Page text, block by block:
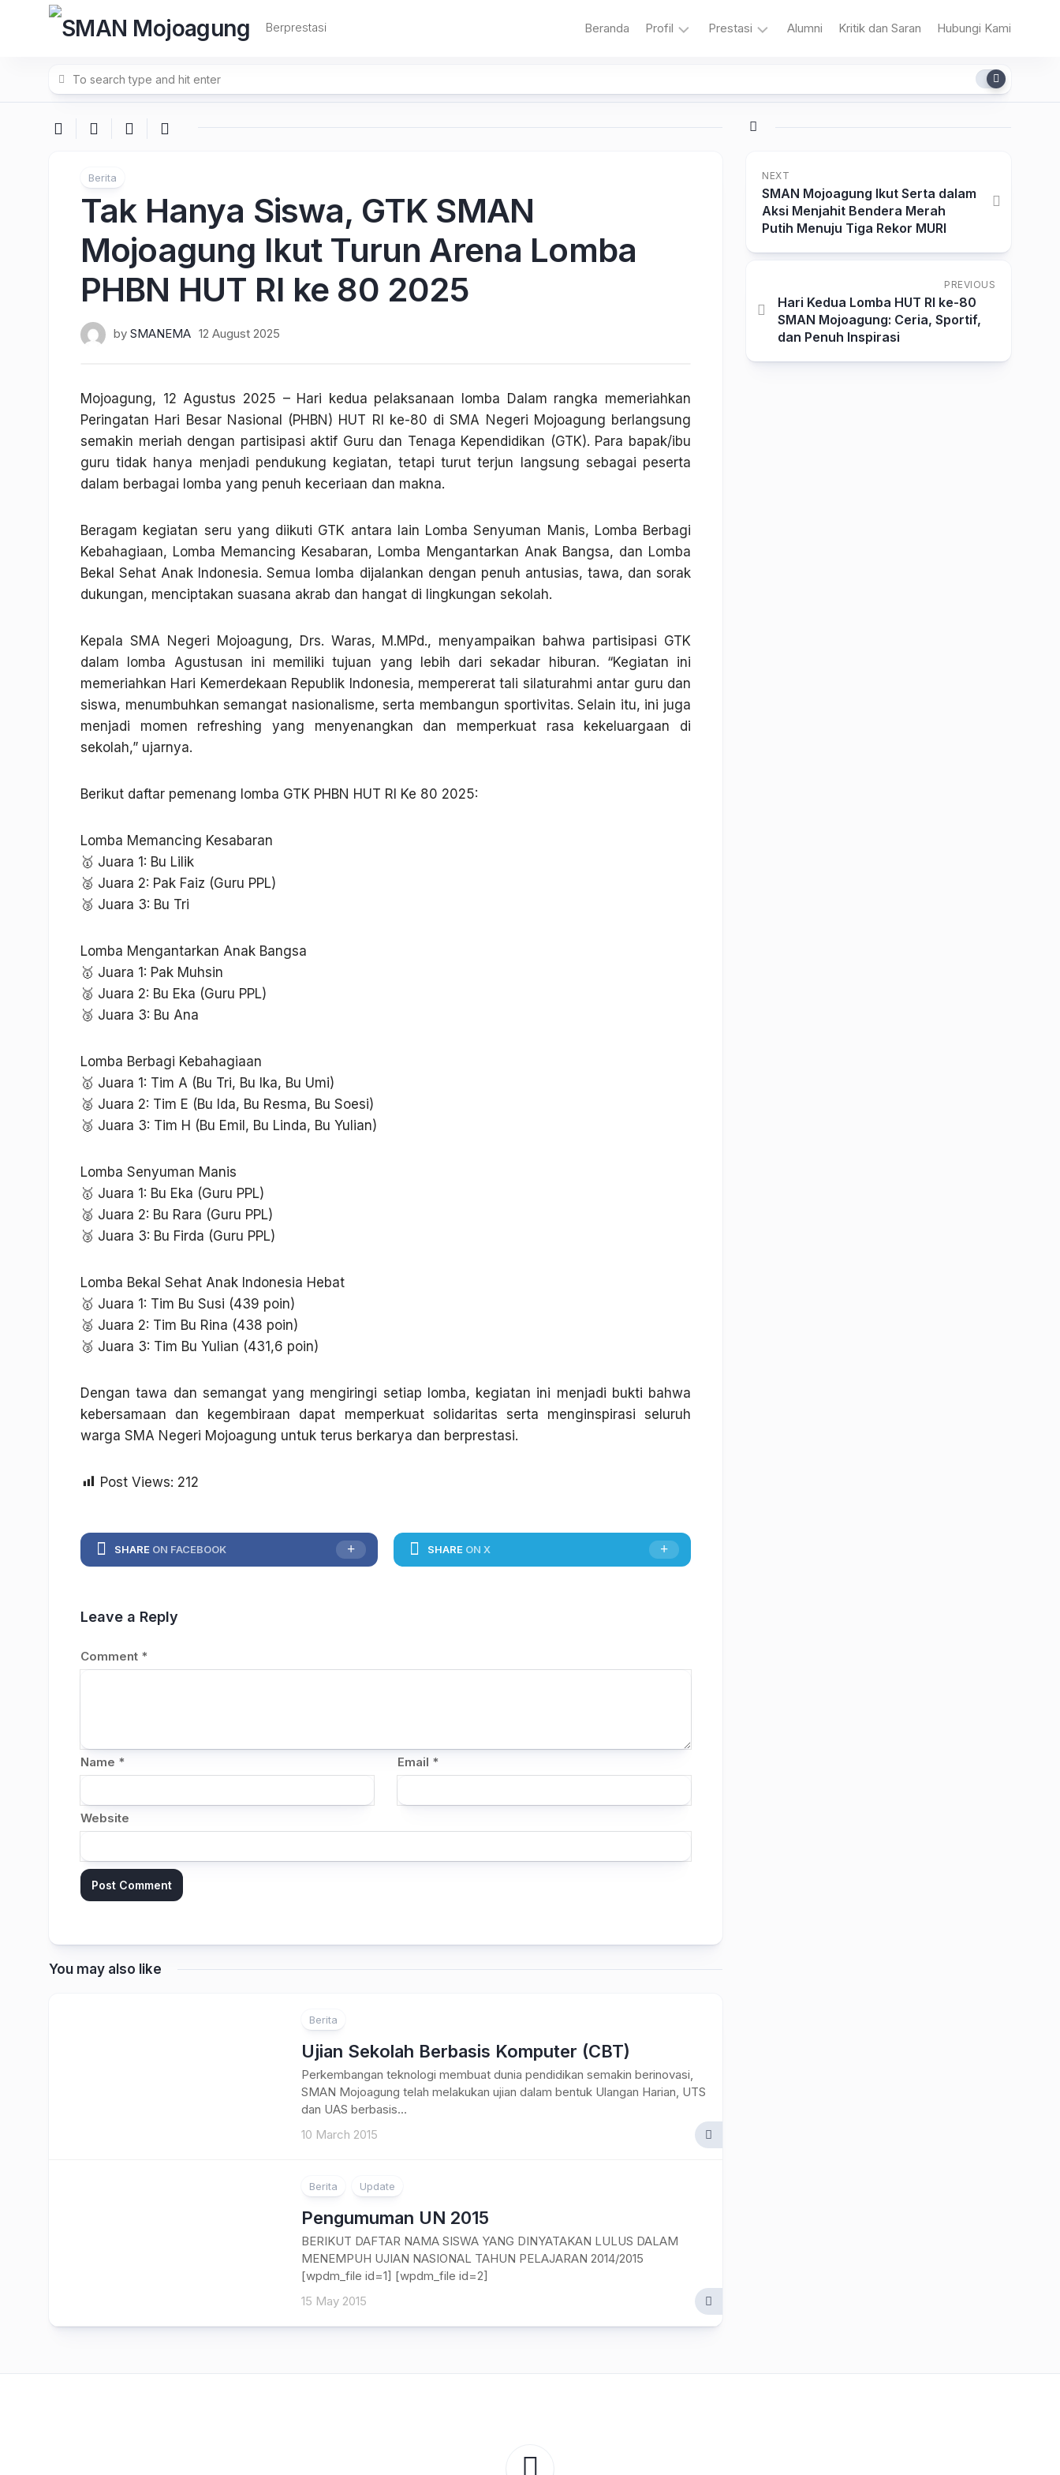
Berprestasi Beranda Profil
Sekolah
Prestasi
Akademik
Alumni Kritik dan Saran Hubungi Kami
Berita
Tak Hanya Siswa, GTK SMAN
Mojoagung Ikut Turun Arena Lomba
PHBN HUT RI ke 80 2025
by SMANEMA 12 August 2025
Mojoagung, 12 Agustus 2025 – Hari kedua pelaksanaan lomba Dalam rangka memeriahkan
Peringatan Hari Besar Nasional (PHBN) HUT RI ke-80 di SMA Negeri Mojoagung berlangsung
semakin meriah dengan partisipasi aktif Guru dan Tenaga Kependidikan (GTK). Para bapak/ibu
guru tidak hanya menjadi pendukung kegiatan, tetapi turut terjun langsung sebagai peserta
dalam berbagai lomba yang penuh keceriaan dan makna.
Beragam kegiatan seru yang diikuti GTK antara lain Lomba Senyuman Manis, Lomba Berbagi
Kebahagiaan, Lomba Memancing Kesabaran, Lomba Mengantarkan Anak Bangsa, dan Lomba
Bekal Sehat Anak Indonesia. Semua lomba dijalankan dengan penuh antusias, tawa, dan sorak
dukungan, menciptakan suasana akrab dan hangat di lingkungan sekolah.
Kepala SMA Negeri Mojoagung, Drs. Waras, M.MPd., menyampaikan bahwa partisipasi GTK
dalam lomba Agustusan ini memiliki tujuan yang lebih dari sekadar hiburan. “Kegiatan ini
memeriahkan Hari Kemerdekaan Republik Indonesia, mempererat tali silaturahmi antar guru dan
siswa, menumbuhkan semangat nasionalisme, serta membangun sportivitas. Selain itu, ini juga
menjadi momen refreshing yang menyenangkan dan memperkuat rasa kekeluargaan di
sekolah,” ujarnya.
Berikut daftar pemenang lomba GTK PHBN HUT RI Ke 80 2025:
Lomba Memancing Kesabaran
🥇 Juara 1: Bu Lilik
🥈 Juara 2: Pak Faiz (Guru PPL)
🥉 Juara 3: Bu Tri
Lomba Mengantarkan Anak Bangsa
🥇 Juara 1: Pak Muhsin
🥈 Juara 2: Bu Eka (Guru PPL)
🥉 Juara 3: Bu Ana
Lomba Berbagi Kebahagiaan
🥇 Juara 1: Tim A (Bu Tri, Bu Ika, Bu Umi)
🥈 Juara 2: Tim E (Bu Ida, Bu Resma, Bu Soesi)
🥉 Juara 3: Tim H (Bu Emil, Bu Linda, Bu Yulian)
Lomba Senyuman Manis
🥇 Juara 1: Bu Eka (Guru PPL)
🥈 Juara 2: Bu Rara (Guru PPL)
🥉 Juara 3: Bu Firda (Guru PPL)
Lomba Bekal Sehat Anak Indonesia Hebat
🥇 Juara 1: Tim Bu Susi (439 poin)
🥈 Juara 2: Tim Bu Rina (438 poin)
🥉 Juara 3: Tim Bu Yulian (431,6 poin)
Dengan tawa dan semangat yang mengiringi setiap lomba, kegiatan ini menjadi bukti bahwa
kebersamaan dan kegembiraan dapat memperkuat solidaritas serta menginspirasi seluruh
warga SMA Negeri Mojoagung untuk terus berkarya dan berprestasi.
Post Views: 212
SHARE ON FACEBOOK SHARE ON X
Leave a Reply
Comment *
Name * Email *
Website
You may also like
Berita
Ujian Sekolah Berbasis Komputer (CBT)
Perkembangan teknologi membuat dunia pendidikan semakin berinovasi,
SMAN Mojoagung telah melakukan ujian dalam bentuk Ulangan Harian, UTS
dan UAS berbasis...
10 March 2015
Berita Update
Pengumuman UN 2015
BERIKUT DAFTAR NAMA SISWA YANG DINYATAKAN LULUS DALAM
MENEMPUH UJIAN NASIONAL TAHUN PELAJARAN 2014/2015
[wpdm_file id=1] [wpdm_file id=2]
15 May 2015
NEXT
SMAN Mojoagung Ikut Serta dalam
Aksi Menjahit Bendera Merah
Putih Menuju Tiga Rekor MURI
PREVIOUS
Hari Kedua Lomba HUT RI ke-80
SMAN Mojoagung: Ceria, Sportif,
dan Penuh Inspirasi